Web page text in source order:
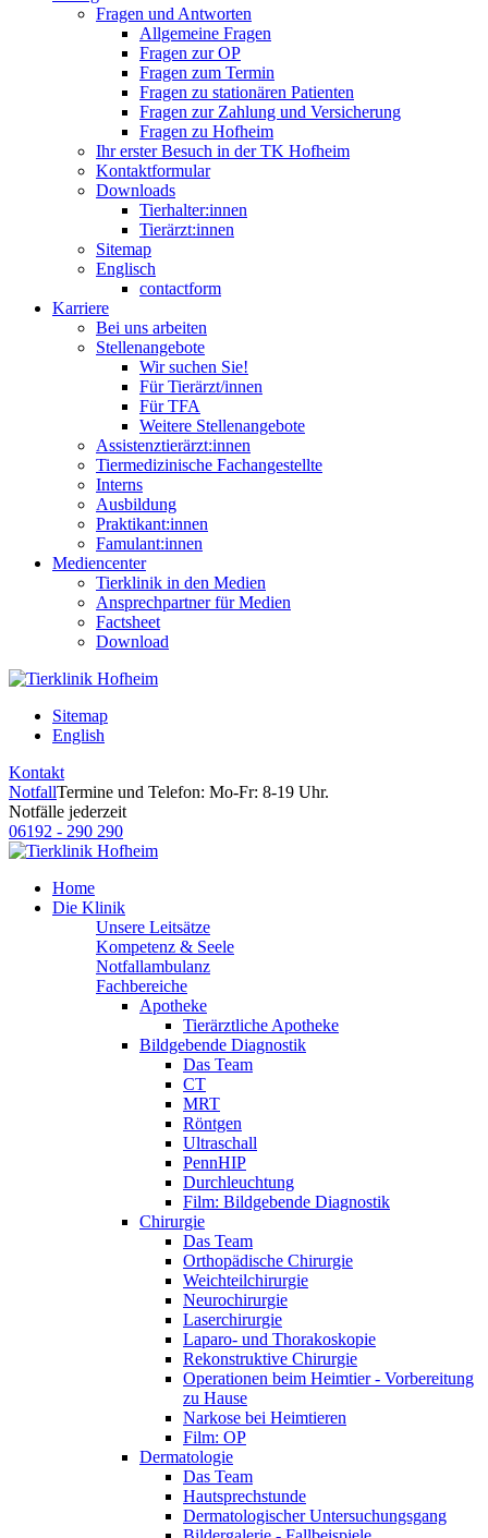
Fragen und Antworten
Allgemeine Fragen
Fragen zur OP
Fragen zum Termin
Fragen zu stationären Patienten
Fragen zur Zahlung und Versicherung
Fragen zu Hofheim
Ihr erster Besuch in der TK Hofheim
Kontaktformular
Downloads
Tierhalter:innen
Tierärzt:innen
Sitemap
Englisch
contactform
Karriere
Bei uns arbeiten
Stellenangebote
Wir suchen Sie!
Für Tierärzt/innen
Für TFA
Weitere Stellenangebote
Assistenztierärzt:innen
Tiermedizinische Fachangestellte
Interns
Ausbildung
Praktikant:innen
Famulant:innen
Mediencenter
Tierklinik in den Medien
Ansprechpartner für Medien
Factsheet
Download
Sitemap
English
Kontakt
NotfallTermine und Telefon: Mo-Fr: 8-19 Uhr.
Notfälle jederzeit
06192 - 290 290
Home
Die Klinik
Unsere Leitsätze
Kompetenz & Seele
Notfallambulanz
Fachbereiche
Apotheke
Tierärztliche Apotheke
Bildgebende Diagnostik
Das Team
CT
MRT
Röntgen
Ultraschall
PennHIP
Durchleuchtung
Film: Bildgebende Diagnostik
Chirurgie
Das Team
Orthopädische Chirurgie
Weichteilchirurgie
Neurochirurgie
Laserchirurgie
Laparo- und Thorakoskopie
Rekonstruktive Chirurgie
Operationen beim Heimtier - Vorbereitung
zu Hause
Narkose bei Heimtieren
Film: OP
Dermatologie
Das Team
Hautsprechstunde
Dermatologischer Untersuchungsgang